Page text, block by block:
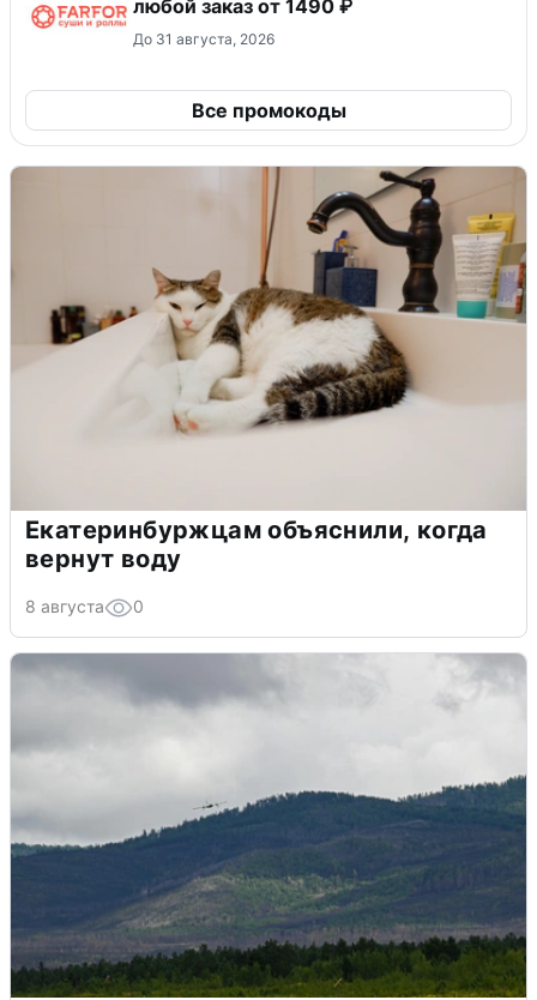
любой заказ от 1490 ₽
До 31 августа, 2026
Все промокоды
Екатеринбуржцам объяснили, когда
вернут воду
8 августа 0